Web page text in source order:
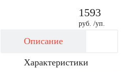
1593
руб. /уп.
Описание
Характеристики